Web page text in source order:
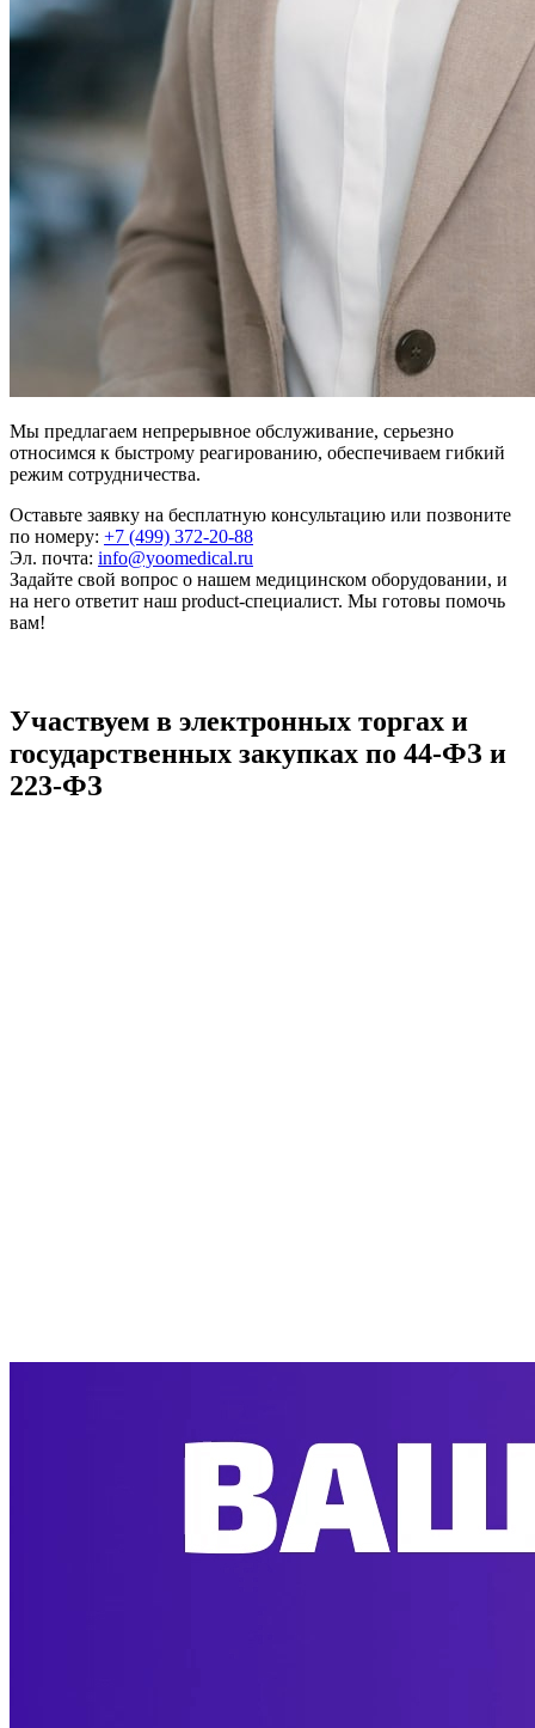
Мы предлагаем непрерывное обслуживание, серьезно
относимся к быстрому реагированию, обеспечиваем гибкий
режим сотрудничества.
Оставьте заявку на бесплатную консультацию или позвоните
по номеру: +7 (499) 372-20-88
Эл. почта: info@yoomedical.ru
Задайте свой вопрос о нашем медицинском оборудовании, и
на него ответит наш product-специалист. Мы готовы помочь
вам!
Участвуем в электронных торгах и
государственных закупках по 44-ФЗ и
223-ФЗ